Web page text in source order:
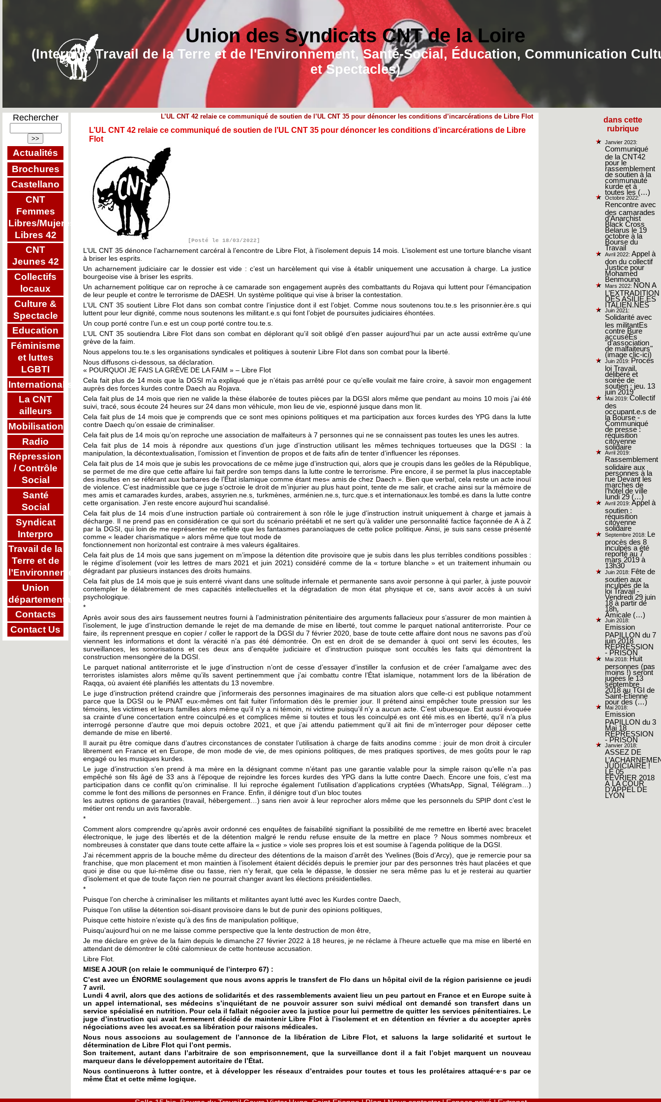
Union des Syndicats CNT de la Loire
(Interpro, Travail de la Terre et de l'Environnement, Santé-Social, Éducation, Communication
et Spectacles)
Rechercher
Actualités
Brochures
Castellano
CNT
Femmes
Libres/Mujeres
Libres 42
CNT
Jeunes 42
Collectifs
locaux
Culture &
Spectacle
Education
Féminisme
et luttes
LGBTI
Internationalisme
La CNT
ailleurs
Mobilisations
Radio
Répression
/ Contrôle
Social
Santé
Social
Syndicat
Interpro
Travail de la
Terre et de
l’Environnement
Union
départementale
Contacts
Contact Us
L’UL CNT 42 relaie ce communiqué de soutien de l’UL CNT 35 pour dénoncer les conditions d’incarcérations de Libre Flot
L’UL CNT 42 relaie ce communiqué de soutien de l’UL CNT 35 pour dénoncer les conditions d’incarcérations de Libre
Flot
[Posté le 18/03/2022]
L’UL CNT 35 dénonce l’acharnement carcéral à l’encontre de Libre Flot, à l’isolement depuis 14 mois. L’isolement est une torture blanche visant
à briser les esprits.
Un acharnement judiciaire car le dossier est vide : c’est un harcèlement qui vise à établir uniquement une accusation à charge. La justice
bourgeoise vise à briser les esprits.
Un acharnement politique car on reproche à ce camarade son engagement auprès des combattants du Rojava qui luttent pour l’émancipation
de leur peuple et contre le terrorisme de DAESH. Un système politique qui vise à briser la contestation.
L’UL CNT 35 soutient Libre Flot dans son combat contre l’injustice dont il est l’objet. Comme nous soutenons tou.te.s les prisonnier.ère.s qui
luttent pour leur dignité, comme nous soutenons les militant.e.s qui font l’objet de poursuites judiciaires éhontées.
Un coup porté contre l’un.e est un coup porté contre tou.te.s.
L’UL CNT 35 soutiendra Libre Flot dans son combat en déplorant qu’il soit obligé d’en passer aujourd’hui par un acte aussi extrême qu’une
grève de la faim.
Nous appelons tou.te.s les organisations syndicales et politiques à soutenir Libre Flot dans son combat pour la liberté.
Nous diffusons ci-dessous, sa déclaration.
« POURQUOI JE FAIS LA GRÈVE DE LA FAIM » – Libre Flot
Cela fait plus de 14 mois que la DGSI m’a expliqué que je n’étais pas arrêté pour ce qu’elle voulait me faire croire, à savoir mon engagement
auprès des forces kurdes contre Daech au Rojava.
Cela fait plus de 14 mois que rien ne valide la thèse élaborée de toutes pièces par la DGSI alors même que pendant au moins 10 mois j’ai été
suivi, tracé, sous écoute 24 heures sur 24 dans mon véhicule, mon lieu de vie, espionné jusque dans mon lit.
Cela fait plus de 14 mois que je comprends que ce sont mes opinions politiques et ma participation aux forces kurdes des YPG dans la lutte
contre Daech qu’on essaie de criminaliser.
Cela fait plus de 14 mois qu’on reproche une association de malfaiteurs à 7 personnes qui ne se connaissent pas toutes les unes les autres.
Cela fait plus de 14 mois à répondre aux questions d’un juge d’instruction utilisant les mêmes techniques tortueuses que la DGSI : la
manipulation, la décontextualisation, l’omission et l’invention de propos et de faits afin de tenter d’influencer les réponses.
Cela fait plus de 14 mois que je subis les provocations de ce même juge d’instruction qui, alors que je croupis dans les geôles de la République,
se permet de me dire que cette affaire lui fait perdre son temps dans la lutte contre le terrorisme. Pire encore, il se permet la plus inacceptable
des insultes en se référant aux barbares de l’État islamique comme étant mes« amis de chez Daech ». Bien que verbal, cela reste un acte inouï
de violence. C’est inadmissible que ce juge s’octroie le droit de m’injurier au plus haut point, tente de me salir, et crache ainsi sur la mémoire de
mes amis et camarades kurdes, arabes, assyrien.ne.s, turkmènes, arménien.ne.s, turc.que.s et internationaux.les tombé.es dans la lutte contre
cette organisation. J’en reste encore aujourd’hui scandalisé.
Cela fait plus de 14 mois d’une instruction partiale où contrairement à son rôle le juge d’instruction instruit uniquement à charge et jamais à
décharge. Il ne prend pas en considération ce qui sort du scénario préétabli et ne sert qu’à valider une personnalité factice façonnée de A à Z
par la DGSI, qui loin de me représenter ne reflète que les fantasmes paranoïaques de cette police politique. Ainsi, je suis sans cesse présenté
comme « leader charismatique » alors même que tout mode de
fonctionnement non horizontal est contraire à mes valeurs égalitaires.
Cela fait plus de 14 mois que sans jugement on m’impose la détention dite provisoire que je subis dans les plus terribles conditions possibles :
le régime d’isolement (voir les lettres de mars 2021 et juin 2021) considéré comme de la « torture blanche » et un traitement inhumain ou
dégradant par plusieurs instances des droits humains.
Cela fait plus de 14 mois que je suis enterré vivant dans une solitude infernale et permanente sans avoir personne à qui parler, à juste pouvoir
contempler le délabrement de mes capacités intellectuelles et la dégradation de mon état physique et ce, sans avoir accès à un suivi
psychologique.
*
Après avoir sous des airs faussement neutres fourni à l’administration pénitentiaire des arguments fallacieux pour s’assurer de mon maintien à
l’isolement, le juge d’instruction demande le rejet de ma demande de mise en liberté, tout comme le parquet national antiterroriste. Pour ce
faire, ils reprennent presque en copier / coller le rapport de la DGSI du 7 février 2020, base de toute cette affaire dont nous ne savons pas d’où
viennent les informations et dont la véracité n’a pas été démontrée. On est en droit de se demander à quoi ont servi les écoutes, les
surveillances, les sonorisations et ces deux ans d’enquête judiciaire et d’instruction puisque sont occultés les faits qui démontrent la
construction mensongère de la DGSI.
Le parquet national antiterroriste et le juge d’instruction n’ont de cesse d’essayer d’instiller la confusion et de créer l’amalgame avec des
terroristes islamistes alors même qu’ils savent pertinemment que j’ai combattu contre l’État islamique, notamment lors de la libération de
Raqqa, où avaient été planifiés les attentats du 13 novembre.
Le juge d’instruction prétend craindre que j’informerais des personnes imaginaires de ma situation alors que celle-ci est publique notamment
parce que la DGSI ou le PNAT eux-mêmes ont fait fuiter l’information dès le premier jour. Il prétend ainsi empêcher toute pression sur les
témoins, les victimes et leurs familles alors même qu’il n’y a ni témoin, ni victime puisqu’il n’y a aucun acte. C’est ubuesque. Est aussi évoquée
sa crainte d’une concertation entre coinculpé.es et complices même si toutes et tous les coinculpé.es ont été mis.es en liberté, qu’il n’a plus
interrogé personne d’autre que moi depuis octobre 2021, et que j’ai attendu patiemment qu’il ait fini de m’interroger pour déposer cette
demande de mise en liberté.
Il aurait pu être comique dans d’autres circonstances de constater l’utilisation à charge de faits anodins comme : jouir de mon droit à circuler
librement en France et en Europe, de mon mode de vie, de mes opinions politiques, de mes pratiques sportives, de mes goûts pour le rap
engagé ou les musiques kurdes.
Le juge d’instruction s’en prend à ma mère en la désignant comme n’étant pas une garantie valable pour la simple raison qu’elle n’a pas
empêché son fils âgé de 33 ans à l’époque de rejoindre les forces kurdes des YPG dans la lutte contre Daech. Encore une fois, c’est ma
participation dans ce conflit qu’on criminalise. Il lui reproche également l’utilisation d’applications cryptées (WhatsApp, Signal, Télégram…)
comme le font des millions de personnes en France. Enfin, il dénigre tout d’un bloc toutes
les autres options de garanties (travail, hébergement…) sans rien avoir à leur reprocher alors même que les personnels du SPIP dont c’est le
métier ont rendu un avis favorable.
*
Comment alors comprendre qu’après avoir ordonné ces enquêtes de faisabilité signifiant la possibilité de me remettre en liberté avec bracelet
électronique, le juge des libertés et de la détention malgré le rendu refuse ensuite de la mettre en place ? Nous sommes nombreux et
nombreuses à constater que dans toute cette affaire la « justice » viole ses propres lois et est soumise à l’agenda politique de la DGSI.
J’ai récemment appris de la bouche même du directeur des détentions de la maison d’arrêt des Yvelines (Bois d’Arcy), que je remercie pour sa
franchise, que mon placement et mon maintien à l’isolement étaient décidés depuis le premier jour par des personnes très haut placées et que
quoi je dise ou que lui-même dise ou fasse, rien n’y ferait, que cela le dépasse, le dossier ne sera même pas lu et je resterai au quartier
d’isolement et que de toute façon rien ne pourrait changer avant les élections présidentielles.
*
Puisque l’on cherche à criminaliser les militants et militantes ayant lutté avec les Kurdes contre Daech,
Puisque l’on utilise la détention soi-disant provisoire dans le but de punir des opinions politiques,
Puisque cette histoire n’existe qu’à des fins de manipulation politique,
Puisqu’aujourd’hui on ne me laisse comme perspective que la lente destruction de mon être,
Je me déclare en grève de la faim depuis le dimanche 27 février 2022 à 18 heures, je ne réclame à l’heure actuelle que ma mise en liberté en
attendant de démontrer le côté calomnieux de cette honteuse accusation.
Libre Flot.
MISE A JOUR (on relaie le communiqué de l’interpro 67) :
C’est avec un ÉNORME soulagement que nous avons appris le transfert de Flo dans un hôpital civil de la région parisienne ce jeudi
7 avril.
Lundi 4 avril, alors que des actions de solidarités et des rassemblements avaient lieu un peu partout en France et en Europe suite à
un appel international, ses médecins s’inquiétant de ne pouvoir assurer son suivi médical ont demandé son transfert dans un
service spécialisé en nutrition. Pour cela il fallait négocier avec la justice pour lui permettre de quitter les services pénitentiaires. Le
juge d’instruction qui avait fermement décidé de maintenir Libre Flot à l’isolement et en détention en février a du accepter après
négociations avec les avocat.es sa libération pour raisons médicales.
Nous nous associons au soulagement de l’annonce de la libération de Libre Flot, et saluons la large solidarité et surtout le
détermination de Libre Flot qui l’ont permis.
Son traitement, autant dans l’arbitraire de son emprisonnement, que la surveillance dont il a fait l’objet marquent un nouveau
marqueur dans le développement autoritaire de l’État.
Nous continuerons à lutter contre, et à développer les réseaux d’entraides pour toutes et tous les prolétaires attaqué·e·s par ce
même État et cette même logique.
dans cette
rubrique
Janvier 2023:
Communiqué
de la CNT42
pour le
rassemblement
de soutien à la
communauté
kurde et à
toutes les (…)
Octobre 2022:
Rencontre avec
des camarades
d’Anarchist
Black Cross
Belarus le 19
octobre à la
Bourse du
Travail
Avril 2022: Appel à
don du collectif
Justice pour
Mohamed
Benmouna
Mars 2022: NON A
L’EXTRADITION
DES ASILIE.ES
ITALIEN.NES
Juin 2021:
Solidarité avec
les militantEs
contre Bure
accuséEs
"d’association
de malfaiteurs"
(image clic-ici)
Juin 2019: Procès
loi Travail,
délibéré et
soirée de
soutien : jeu. 13
juin 2019
Mai 2019: Collectif
des
occupant.e.s de
la Bourse -
Communiqué
de presse :
réquisition
citoyenne
solidaire
Avril 2019:
Rassemblement
solidaire aux
personnes à la
rue Devant les
marches de
l’hôtel de ville
lundi 29 (…)
Avril 2019: Appel à
soutien :
réquisition
citoyenne
solidaire
Septembre 2018: Le
procès des 8
inculpés a été
reporté au 7
mars 2019 à
13h30
Juin 2018: Fête de
soutien aux
inculpés de la
loi Travail -
Vendredi 29 juin
18 à partir de
18h,
Amicale (…)
Juin 2018:
Emission
PAPILLON du 7
juin 2018
REPRESSION
- PRISON
Mai 2018: Huit
personnes (pas
moins !) seront
jugées le 13
septembre
2018 au TGI de
Saint-Étienne
pour des (…)
Mai 2018:
Emission
PAPILLON du 3
Mai 18
REPRESSION
- PRISON
Janvier 2018:
ASSEZ DE
JUDICIAIRE !
LE 05
FÉVRIER 2018
À LA COUR
D’APPEL DE
LYON